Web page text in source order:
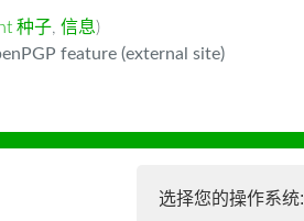
种子, 信息)
feature (external site)
选择您的操作系统: